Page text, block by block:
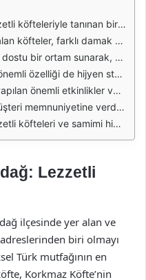
Her bir köfte, özenle seçilmiş malzemelerle hazırlanmakta ve ustalar tarafından pişirilmektedir. Misafirler, sıcak ve samimi bir ortamda, taze ve lezzetli köftelerin tadını çıkarma fırsatı bulmaktadır.
sunulan mezeler ve salatalar, yemek deneyimini daha da zenginleştirmektedir. Korkmaz Köfte, sadece lezzetli köfteleriyle değil, aynı zamanda sunduğu hizmet kalitesiyle de dikkat çekmektedir.
Aileler, arkadaş grupları veya iş yemekleri için uygun bir atmosfer sunan Korkmaz Köfte, herkesin rahatça vakit geçirebileceği bir mekan olarak öne çıkmaktadır.
taze ürünlerden seçilmekte ve mutfak temizliğine büyük özen gösterilmektedir. Misafirler, bu güvenilir ortamda gönül rahatlığıyla yemek yiyebilmenin tadını çıkarabilir.
restoranın sosyal medya hesapları üzerinden yapılan duyurular, misafirlere avantajlı fırsatlar sunmaktadır. Bu sayede, restoranı ziyaret edenler çeşitli indirimlerden yararlanma imkanı bulmaktadır.
Restoran, misafirlerin önerilerini dikkate alarak menüsünü ve hizmet anlayışını güncellemektedir. Bu sayede, köfte severlerin beklentilerini karşılamaya devam etmektedir.
eden menüsüyle dikkat çekmektedir. Lezzetli bir köfte deneyimi arayanlar için Korkmaz Köfte, mutlaka ziyaret edilmesi gereken bir adres olarak öne çıkmaktadır.
Lezzetli
ilçesinde yer alan ve
biri olmayı
Türk mutfağının en
Korkmaz Köfte’nin